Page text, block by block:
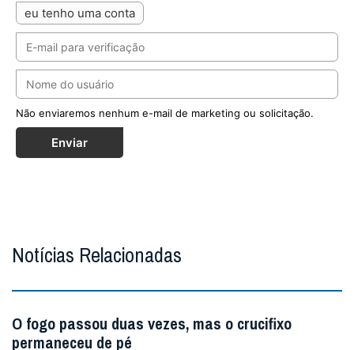
eu tenho uma conta
Não enviaremos nenhum e-mail de marketing ou solicitação.
Enviar
Notícias Relacionadas
O fogo passou duas vezes, mas o crucifixo
permaneceu de pé